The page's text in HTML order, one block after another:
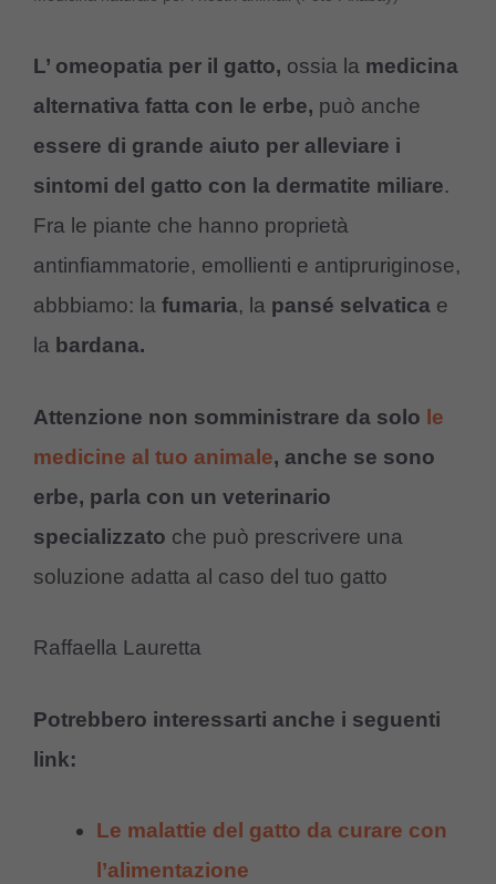
L’ omeopatia per il gatto, ossia la medicina
alternativa fatta con le erbe, può anche
essere di grande aiuto per alleviare i
sintomi del gatto con la dermatite miliare.
Fra le piante che hanno proprietà
antinfiammatorie, emollienti e antipruriginose,
abbbiamo: la fumaria, la pansé selvatica e
la bardana.
Attenzione non somministrare da solo le
medicine al tuo animale, anche se sono
erbe, parla con un veterinario
specializzato che può prescrivere una
soluzione adatta al caso del tuo gatto
Raffaella Lauretta
Potrebbero interessarti anche i seguenti
link:
Le malattie del gatto da curare con
l’alimentazione